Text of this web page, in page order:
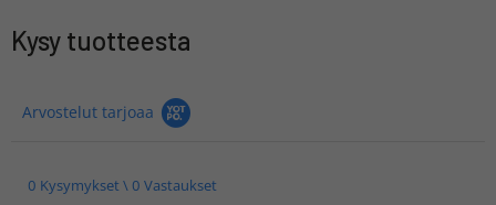
Kysy tuotteesta
Arvostelut tarjoaa
0 Kysymykset \ 0 Vastaukset